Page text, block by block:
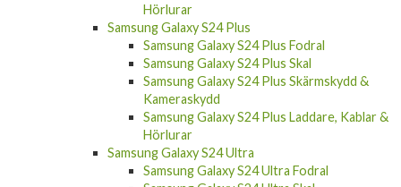
Hörlurar
Samsung Galaxy S24 Plus
Samsung Galaxy S24 Plus Fodral
Samsung Galaxy S24 Plus Skal
Samsung Galaxy S24 Plus Skärmskydd &
Kameraskydd
Samsung Galaxy S24 Plus Laddare, Kablar &
Hörlurar
Samsung Galaxy S24 Ultra
Samsung Galaxy S24 Ultra Fodral